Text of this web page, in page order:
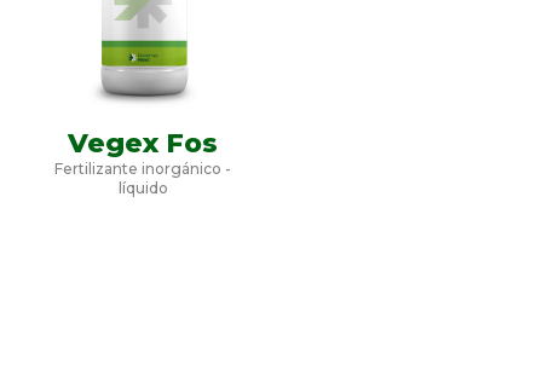
Vegex Fos
Fertilizante inorgánico -
líquido